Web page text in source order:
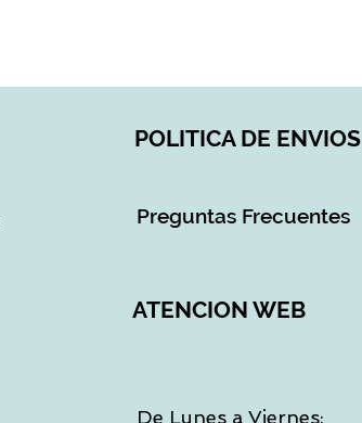
POLITICA DE ENVIOS
Preguntas Frecuentes
ATENCION WEB
De Lunes a Viernes: